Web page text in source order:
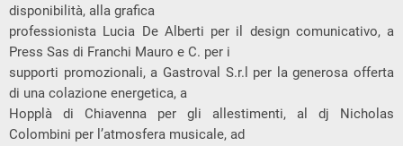
disponibilità, alla grafica
professionista Lucia De Alberti per il design comunicativo, a
Press Sas di Franchi Mauro e C. per i
supporti promozionali, a Gastroval S.r.l per la generosa offerta
di una colazione energetica, a
Hopplà di Chiavenna per gli allestimenti, al dj Nicholas
Colombini per l’atmosfera musicale, ad